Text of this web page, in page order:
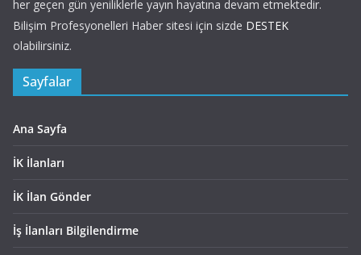
her geçen gün yeniliklerle yayın hayatına devam etmektedir.
Bilişim Profesyonelleri Haber sitesi için sizde DESTEK
olabilirsiniz.
Sayfalar
Ana Sayfa
İK İlanları
İK İlan Gönder
İş İlanları Bilgilendirme